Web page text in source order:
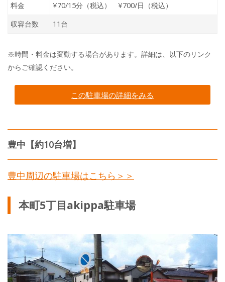
料金
¥70/15分（税込） ¥700/日（税込）
収容台数
11台
※時間・料金は変動する場合があります。詳細は、以下のリンク
からご確認ください。
この駐車場の詳細をみる
豊中【約10台増】
豊中周辺の駐車場はこちら＞＞
本町5丁目akippa駐車場